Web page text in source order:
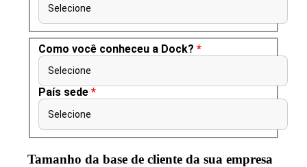
Selecione
Como você conheceu a Dock? *
Selecione
País sede *
Selecione
Tamanho da base de cliente da sua empresa